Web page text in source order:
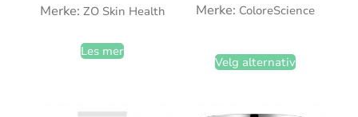
Merke: ZO Skin Health
Les mer
Merke: ColoreScience
Velg alternativ